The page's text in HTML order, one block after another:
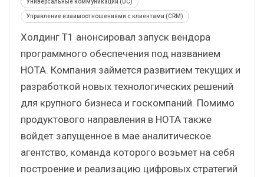
Управление взаимоотношениями с клиентами (CRM)
Холдинг Т1 анонсировал запуск вендора
программного обеспечения под названием
НОТА. Компания займется развитием текущих и
разработкой новых технологических решений
для крупного бизнеса и госкомпаний. Помимо
продуктового направления в НОТА также
войдет запущенное в мае аналитическое
агентство, команда которого возьмет на себя
построение и реализацию цифровых стратегий